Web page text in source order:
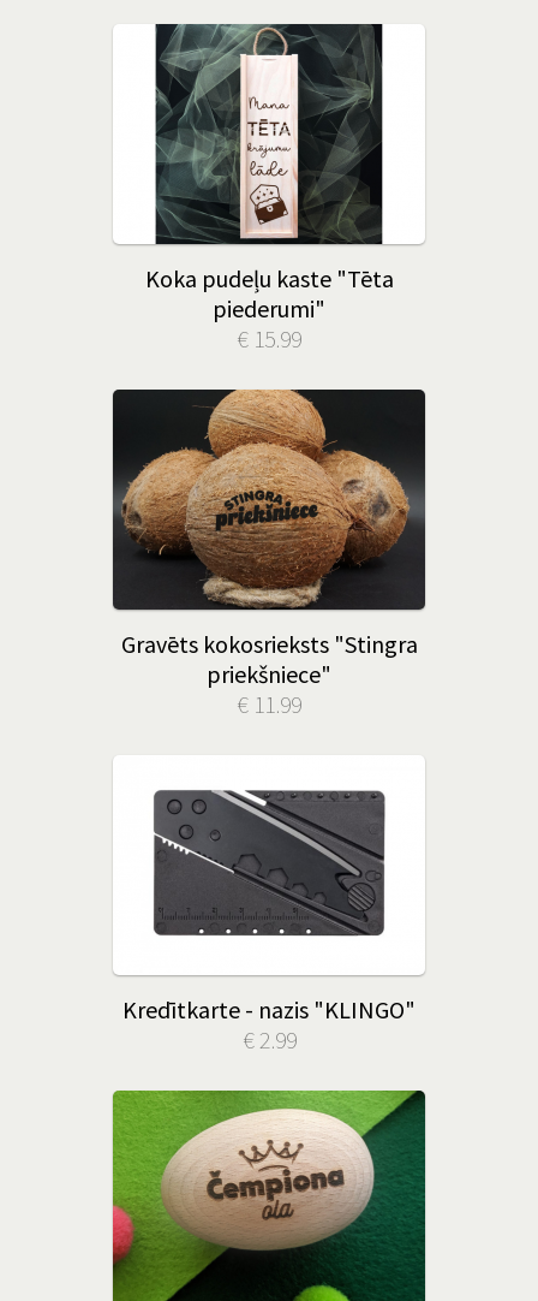
Koka pudeļu kaste "Tēta
piederumi"
€ 15.99
Gravēts kokosrieksts "Stingra
priekšniece"
€ 11.99
Kredītkarte - nazis "KLINGO"
€ 2.99